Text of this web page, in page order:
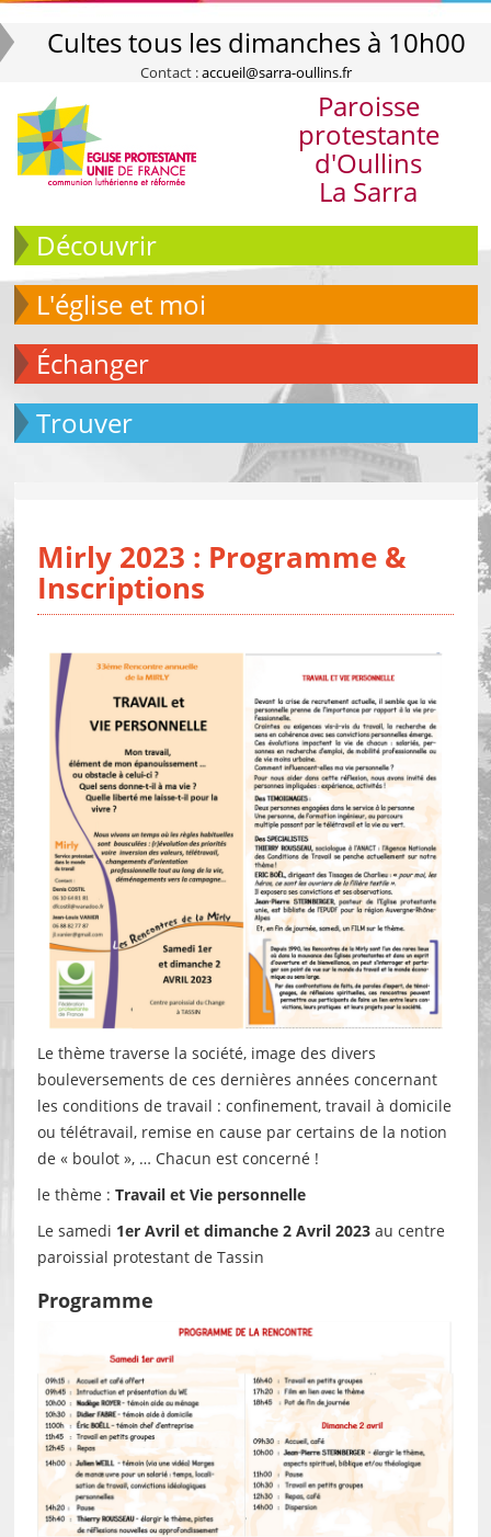
Cultes tous les dimanches à 10h00
Contact :accueil@sarra-oullins.fr
Paroisse
protestante
d'Oullins
La Sarra
Découvrir
L'église et moi
échanger
Trouver
Mirly 2023 : Programme &
Inscriptions
Le thème traverse la société, image des divers
bouleversements de ces dernières années concernant
les conditions de travail : confinement, travail à domicile
ou télétravail, remise en cause par certains de la notion
de « boulot », … Chacun est concerné !
le thème : Travail et Vie personnelle
Le samedi 1er Avril et dimanche 2 Avril 2023au centre
paroissial protestant de Tassin
Programme